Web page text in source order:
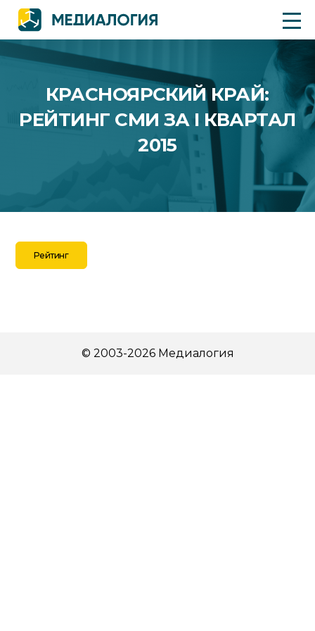
КРАСНОЯРСКИЙ КРАЙ:
РЕЙТИНГ СМИ ЗА I КВАРТАЛ
2015
Рейтинг
© 2003-2026 Медиалогия